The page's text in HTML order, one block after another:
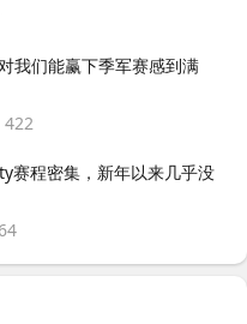
我们能赢下季军赛感到满
422
赛程密集，新年以来几乎没